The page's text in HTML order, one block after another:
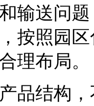
输送问
按照园
理布局。
品结构